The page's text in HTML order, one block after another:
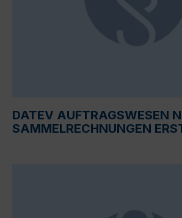
DATEV AUFTRAGSWESEN
SAMMELRECHNUNGEN